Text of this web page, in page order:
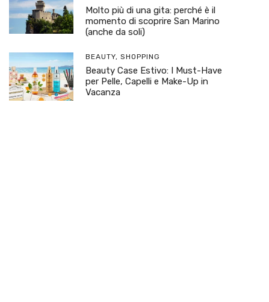
Molto più di una gita: perché è il
momento di scoprire San Marino
(anche da soli)
BEAUTY, SHOPPING
Beauty Case Estivo: I Must-Have
per Pelle, Capelli e Make-Up in
Vacanza